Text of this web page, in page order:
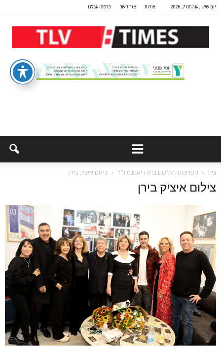
יום שישי, אוגוסט 7, 2026 אודות צור קשר פרסמו אצלנו
בית הטריבונה על שם בלה דיאמנט ז״ל צילום איציק בירן
צילום איציק בירן